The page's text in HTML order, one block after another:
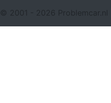
© 2001 - 2026 Problemcar.nl |